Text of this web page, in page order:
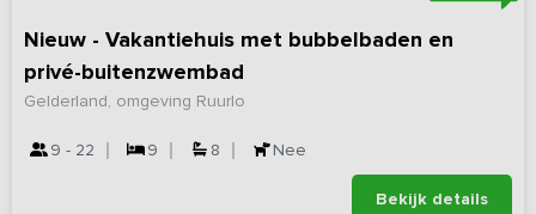
Nieuw - Vakantiehuis met bubbelbaden en
privé-buitenzwembad
Gelderland, omgeving Ruurlo
9 - 22 9 8 Nee
Bekijk details